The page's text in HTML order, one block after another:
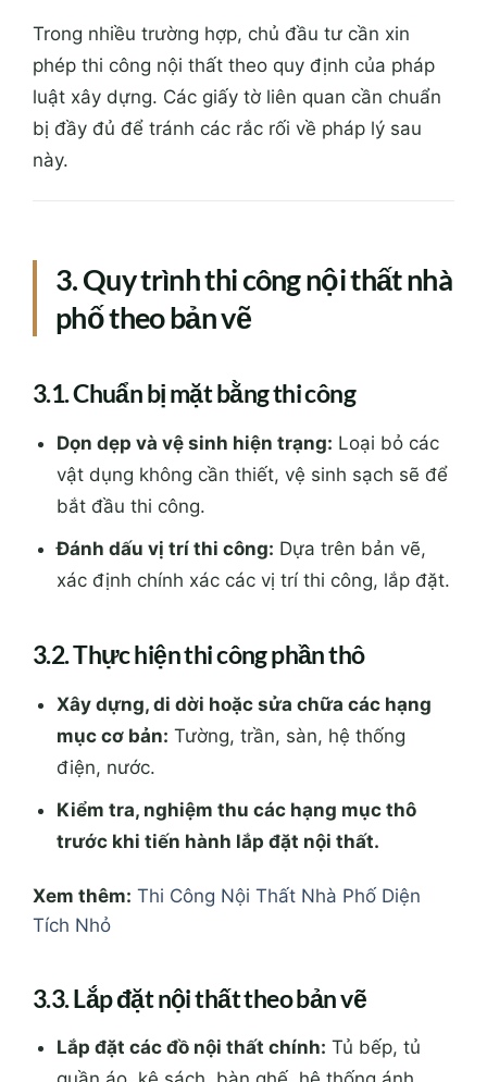
3. Quy trình thi công nội thất nhà
phố theo bản vẽ
3.1. Chuẩn bị mặt bằng thi công
Dọn dẹp và vệ sinh hiện trạng:
vật dụng không cần thiết, vệ sinh sạch sẽ để
Đánh dấu vị trí thi công: Dựa trên bản vẽ,
xác định chính xác các vị trí thi công, lắp đặt.
3.2. Thực hiện thi công phần thô
Xây dựng, di dời hoặc sửa chữa các hạng
mục cơ bản:
Tường, trần, sàn, hệ thống
Kiểm tra, nghiệm thu các hạng mục thô
trước khi tiến hành lắp đặt nội thất.
Xem thêm:
Thi Công Nội Thất Nhà Phố Diện
Tích Nhỏ
3.3. Lắp đặt nội thất theo bản vẽ
Lắp đặt các đồ nội thất chính:Tủ bếp, tủ
quần áo, kệ sách, bàn ghế, hệ thống ánh
Chỉnh sửa và điều chỉnh phù hợp với thiết
kế ban đầu.